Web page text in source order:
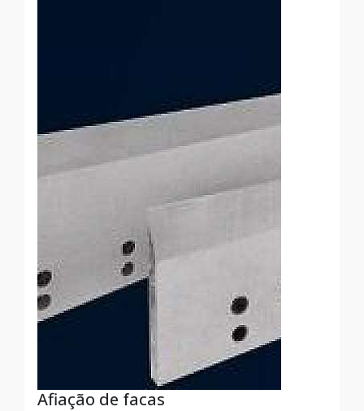
Afiação de facas